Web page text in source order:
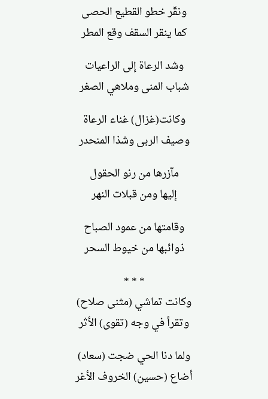
ونقّر خطو القطيع الحصى
كما ينقر السقف وقع المطر
وشد الرعاة إلى الراعيات
شباب المنى وملاهي الصغر
وكانت(غزال) غناء الرعاة
وصيف الربى وشذا المنحدر
مآزرها من رنو الحقول
إليها ومن قبلات النهر
وقامتها من عمود الصباح
ذوائبها من خيوط السحر
* * *
وكانت تماشي (مثنى صلاح)
وتقرأ في وجه (تقوى) الأثر
ولما دنا الحي ضجت (سعاد)
أضاع (حسين) الخروف الأغر